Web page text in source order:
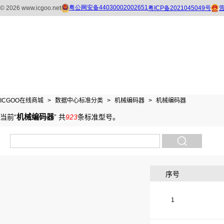
ICGOO在线商城 > 数据中心标准分类 > 机械编码器 > 机械编码器
当前“机械编码器” 共923条标准型号。
序号
1